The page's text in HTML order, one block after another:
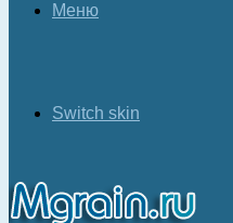
Меню
Switch skin